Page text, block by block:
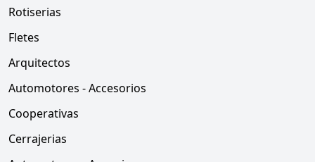
Rotiserias
Fletes
Arquitectos
Automotores - Accesorios
Cooperativas
Cerrajerias